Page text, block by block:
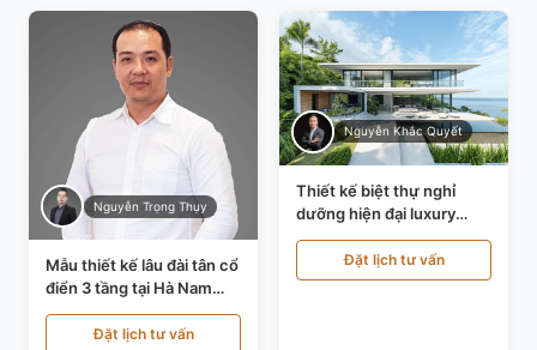
Nguyễn Trọng Thụy
Mẫu thiết kế lâu đài tân cổ
điển 3 tầng tại Hà Nam
KT24821
Đặt lịch tư vấn
Nguyễn Khắc Quyết
Thiết kế biệt thự nghỉ
dưỡng hiện đại luxury
700m² tại Đà Nẵng
KT24616Đặt lịch tư vấn